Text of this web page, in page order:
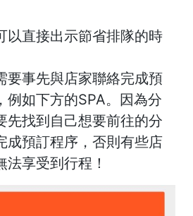
以直接出示節省排隊的時
要事先與店家聯絡完成預
例如下方的SPA。因為分
先找到自己想要前往的分
成預訂程序，否則有些店
享受到行程！